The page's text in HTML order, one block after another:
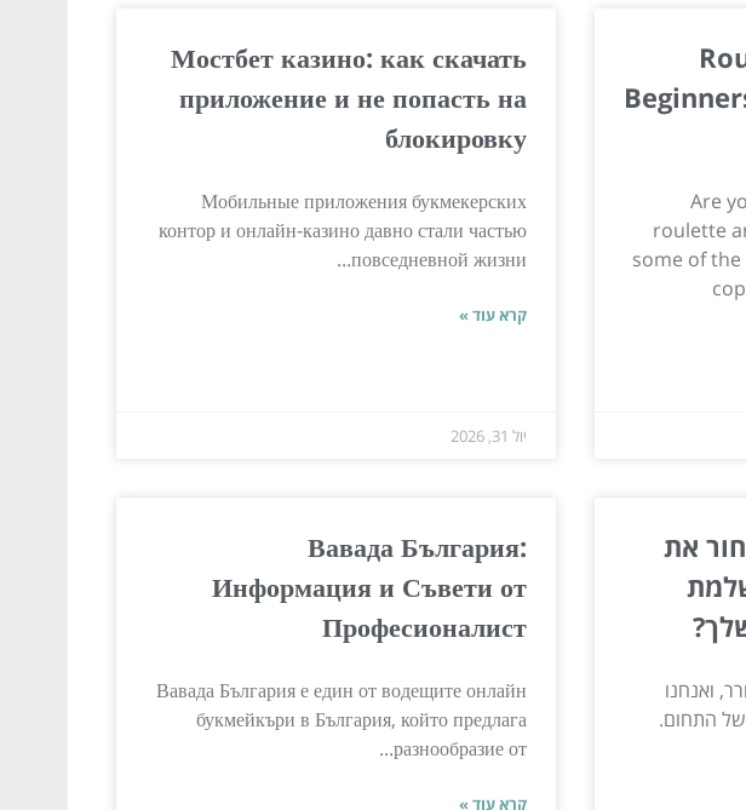
Are
roulette
some of the
Мостбет казино: как скачать
приложение и не попасть на
блокировку
Мобильные приложения букмекерских
контор и онлайн-казино давно стали частью
повседневной жизни...
קרא עוד »
יול 31, 2026
את
ואנחנו
של התחום.
Вавада България:
Информация и Съвети от
Професионалист
Вавада България е един от водещите онлайн
букмейкъри в България, който предлага
разнообразие от...
קרא עוד »